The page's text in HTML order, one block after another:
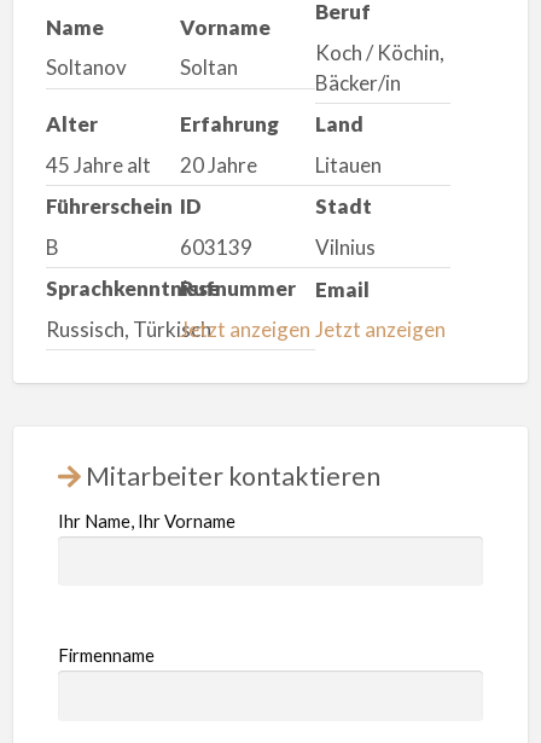
Name
Soltanov
Vorname
Soltan
Beruf
Koch / Köchin,
Bäcker/in
Alter
45 Jahre alt
Erfahrung
20 Jahre
Land
Litauen
Führerschein
B
ID
603139
Stadt
Vilnius
Sprachkenntnisse
Russisch, Türkisch
Rufnummer
Jetzt anzeigen
Email
Jetzt anzeigen
Mitarbeiter kontaktieren
Ihr Name, Ihr Vorname
Firmenname